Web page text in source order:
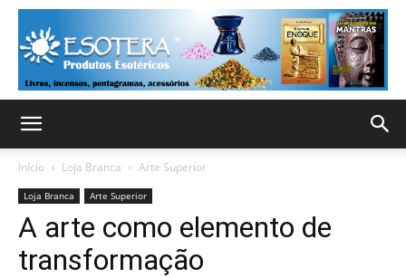
Início Loja Branca Arte Superior
Loja Branca Arte Superior
A arte como elemento de
transformação